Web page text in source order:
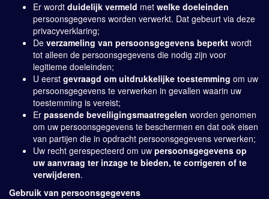
Er wordt duidelijk vermeld met welke doeleinden
persoonsgegevens worden verwerkt. Dat gebeurt via deze
privacyverklaring;
De verzameling van persoonsgegevens beperkt wordt
tot alleen de persoonsgegevens die nodig zijn voor
legitieme doeleinden;
U eerst gevraagd om uitdrukkelijke toestemming om uw
persoonsgegevens te verwerken in gevallen waarin uw
toestemming is vereist;
Er passende beveiligingsmaatregelen worden genomen
om uw persoonsgegevens te beschermen en dat ook eisen
van partijen die in opdracht persoonsgegevens verwerken;
Uw recht gerespecteerd om uw persoonsgegevens op
uw aanvraag ter inzage te bieden, te corrigeren of te
verwijderen.
Gebruik van persoonsgegevens